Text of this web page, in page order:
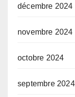
décembre 2024
novembre 2024
octobre 2024
septembre 2024